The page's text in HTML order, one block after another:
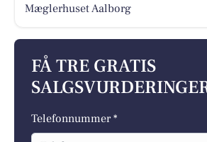
Mæglerhuset Aalborg
FÅ TRE GRATIS
Telefonnummer *